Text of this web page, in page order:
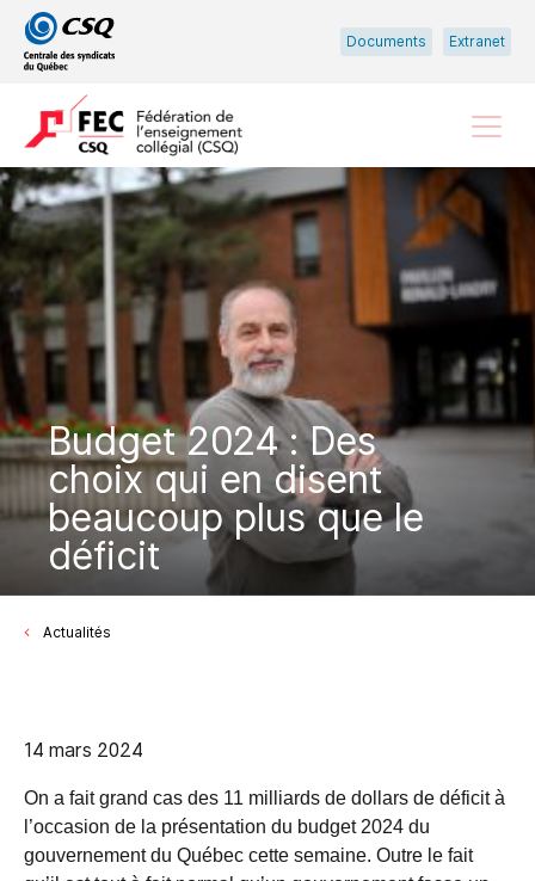
Passer
au
menu
principal
Passer
au
contenu
Documents Extranet
Budget 2024 : Des
choix qui en disent
beaucoup plus que le
déficit
Actualités
14 mars 2024
On a fait grand cas des 11 milliards de dollars de déficit à
l’occasion de la présentation du budget 2024 du
gouvernement du Québec cette semaine. Outre le fait